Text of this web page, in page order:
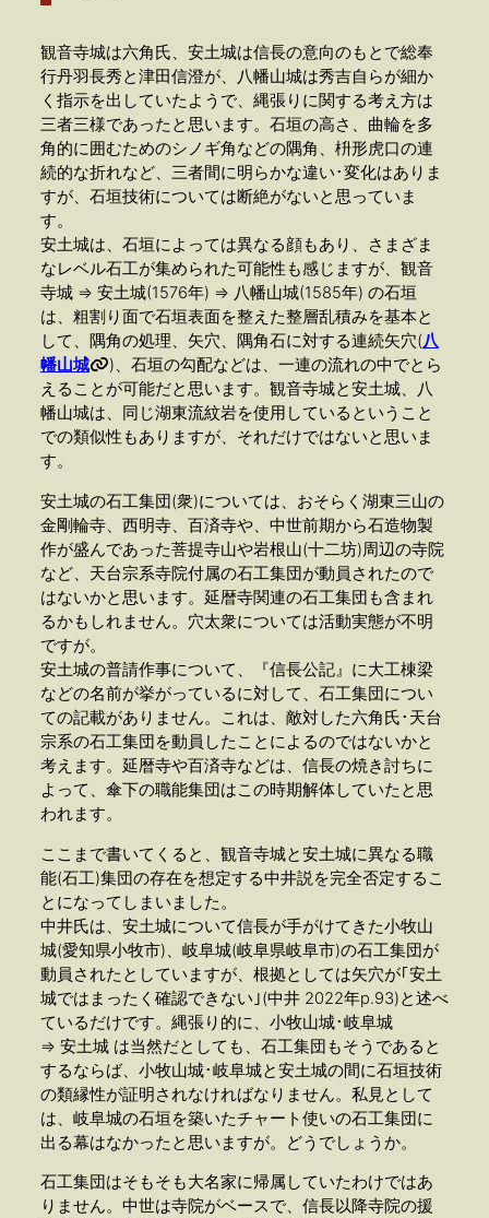
観音寺城は六角氏、安土城は信長の意向のもとで総奉
行丹羽長秀と津田信澄が、八幡山城は秀吉自らが細か
く指示を出していたようで、縄張りに関する考え方は
三者三様であったと思います。石垣の高さ、曲輪を多
角的に囲むためのシノギ角などの隅角、枡形虎口の連
続的な折れなど、三者間に明らかな違い･変化はありま
すが、石垣技術については断絶がないと思っていま
す。
安土城は、石垣によっては異なる顔もあり、さまざま
なレベル石工が集められた可能性も感じますが、観音
寺城 ⇒ 安土城(1576年) ⇒ 八幡山城(1585年) の石垣
は、粗割り面で石垣表面を整えた整層乱積みを基本と
して、隅角の処理、矢穴、隅角石に対する連続矢穴(八
幡山城
)、石垣の勾配などは、一連の流れの中でとら
えることが可能だと思います。観音寺城と安土城、八
幡山城は、同じ湖東流紋岩を使用しているということ
での類似性もありますが、それだけではないと思いま
す。
安土城の石工集団(衆)については、おそらく湖東三山の
金剛輪寺、西明寺、百済寺や、中世前期から石造物製
作が盛んであった菩提寺山や岩根山(十二坊)周辺の寺院
など、天台宗系寺院付属の石工集団が動員されたので
はないかと思います。延暦寺関連の石工集団も含まれ
るかもしれません。穴太衆については活動実態が不明
ですが。
安土城の普請作事について、『信長公記』に大工棟梁
などの名前が挙がっているに対して、石工集団につい
ての記載がありません。これは、敵対した六角氏･天台
宗系の石工集団を動員したことによるのではないかと
考えます。延暦寺や百済寺などは、信長の焼き討ちに
よって、傘下の職能集団はこの時期解体していたと思
われます。
ここまで書いてくると、観音寺城と安土城に異なる職
能(石工)集団の存在を想定する中井説を完全否定するこ
とになってしまいました。
中井氏は、安土城について信長が手がけてきた小牧山
城(愛知県小牧市)、岐阜城(岐阜県岐阜市)の石工集団が
動員されたとしていますが、根拠としては矢穴が｢安土
城ではまったく確認できない｣(中井 2022年p.93)と述べ
ているだけです。縄張り的に、小牧山城･岐阜城
⇒ 安土城 は当然だとしても、石工集団もそうであると
するならば、小牧山城･岐阜城と安土城の間に石垣技術
の類縁性が証明されなければなりません。私見として
は、岐阜城の石垣を築いたチャート使いの石工集団に
出る幕はなかったと思いますが。どうでしょうか。
石工集団はそもそも大名家に帰属していたわけではあ
りません。中世は寺院がベースで、信長以降寺院の援